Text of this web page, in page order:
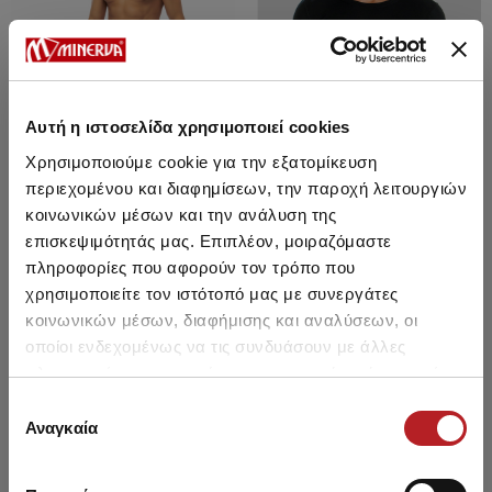
Αυτή η ιστοσελίδα χρησιμοποιεί cookies
Χρησιμοποιούμε cookie για την εξατομίκευση
περιεχομένου και διαφημίσεων, την παροχή λειτουργιών
κοινωνικών μέσων και την ανάλυση της
επισκεψιμότητάς μας. Επιπλέον, μοιραζόμαστε
πληροφορίες που αφορούν τον τρόπο που
χρησιμοποιείτε τον ιστότοπό μας με συνεργάτες
κοινωνικών μέσων, διαφήμισης και αναλύσεων, οι
οποίοι ενδεχομένως να τις συνδυάσουν με άλλες
πληροφορίες που τους έχετε παραχωρήσει ή τις οποίες
των υπηρεσιών τους.
συγκατάθεσης
Αναγκαία
M.duge gace Thermal
4254 Дин. 3611 Дин.
M.majica Termal dug rukav
3912 Дин. 3322 Дин.
SALE